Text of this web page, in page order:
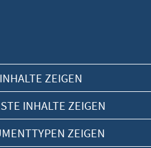
ZEIGEN
INHALTE ZEIGEN
ZEIGEN